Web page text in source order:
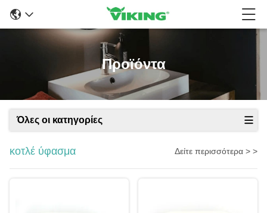
Προϊόντα
Όλες οι κατηγορίες
κοτλέ ύφασμα Δείτε περισσότερα > >